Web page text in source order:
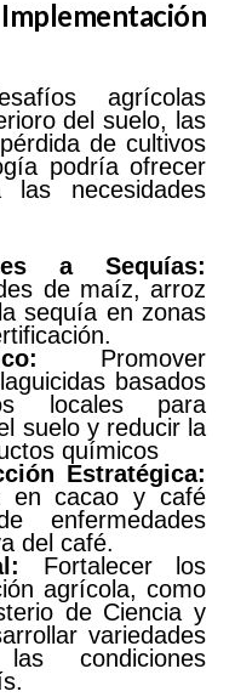
agrícolas
del suelo, las
de cultivos
podría ofrecer
las necesidades
a Sequías:
de maíz, arroz
sequía en zonas
Promover
basados
locales para
suelo y reducir la
químicos
Estratégica:
en cacao y café
enfermedades
del café.
Fortalecer los
agrícola, como
de Ciencia y
variedades
condiciones